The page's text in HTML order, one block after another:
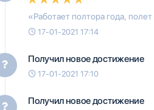
«Работает полтора года,
17-01-2021 17:14
Получил новое достижение
17-01-2021 17:10
Получил новое достижение